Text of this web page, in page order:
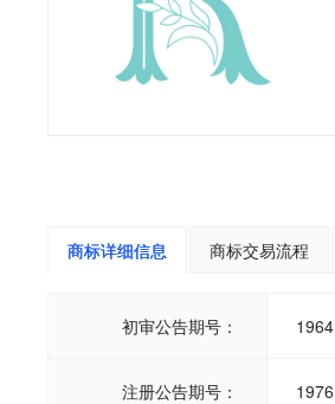
商标详细信息 商标交易流程
初审公告期号： 1964
注册公告期号： 1976